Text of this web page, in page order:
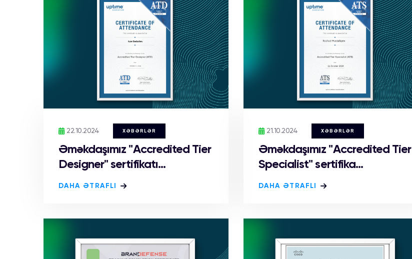
22.10.2024 XƏBƏRLƏR
Əməkdaşımız "Accredited Tier
Designer" sertifikatı...
DAHA ƏTRAFLI
21.10.2024 XƏBƏRLƏR
Əməkdaşımız "Accredited Tier
Specialist" sertifika...
DAHA ƏTRAFLI